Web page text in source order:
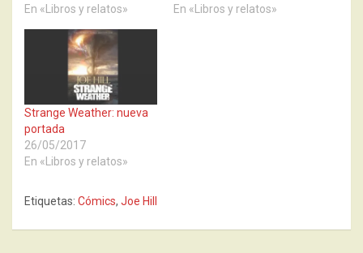
En «Libros y relatos»
En «Libros y relatos»
Strange Weather: nueva
portada
26/05/2017
En «Libros y relatos»
Etiquetas: Cómics, Joe Hill